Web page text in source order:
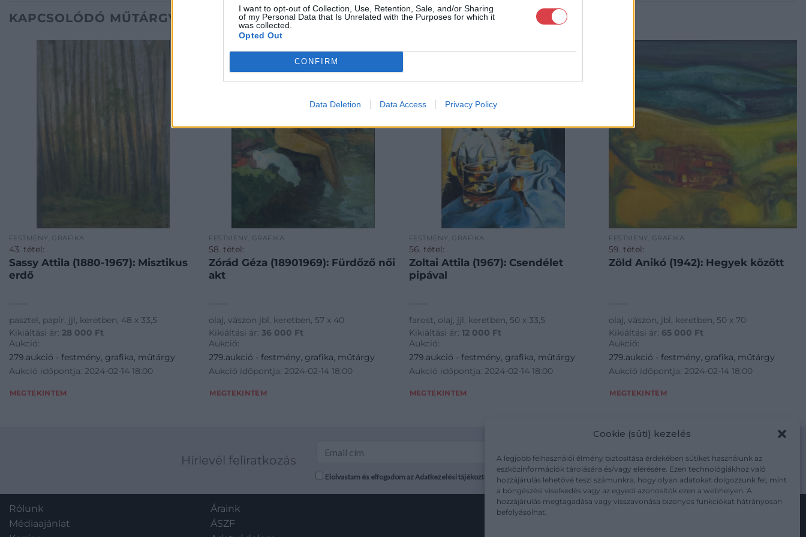
I want to opt-out of Collection, Use, Retention, Sale, and/or Sharing
of my Personal Data that Is Unrelated with the Purposes for which it
was collected.
Opted Out
CONFIRM
Data Deletion Data Access Privacy Policy
Cookie (süti) kezelés
A legjobb felhasználói élmény biztosítása érdekében sütiket használunk az
eszközinformációk tárolására és/vagy elérésére. Ezen technológiákhoz való
hozzájárulás lehetővé teszi számunkra, hogy olyan adatokat dolgozzunk fel, mint
a böngészési viselkedés vagy az egyedi azonosítók ezen a webhelyen. A
hozzájárulás megtagadása vagy visszavonása bizonyos funkciókat hátrányosan
befolyásolhat.
KAPCSOLÓDÓ MŰTÁRGYAK
FESTMÉNY, GRAFIKA
43. tétel:
Sassy Attila (1880-1967): Misztikus
erdő
pasztel, papír, jjl, keretben, 48 x 33,5
Kikiáltási ár: 28 000 Ft
Aukció:
279.aukció - festmény, grafika, műtárgy
Aukció időpontja: 2024-02-14 18:00
MEGTEKINTEM
FESTMÉNY, GRAFIKA
58. tétel:
Zórád Géza (18901969): Fürdőző női
akt
olaj, vászon jbl, keretben, 57 x 40
Kikiáltási ár:36 000 Ft
Aukció:
279.aukció - festmény, grafika, műtárgy
Aukció időpontja: 2024-02-14 18:00
MEGTEKINTEM
FESTMÉNY, GRAFIKA
56. tétel:
Zoltai Attila (1967): Csendélet
pipával
farost, olaj, jjl, keretben, 50 x 33,5
Kikiáltási ár: 12 000 Ft
Aukció:
279.aukció - festmény, grafika, műtárgy
Aukció időpontja: 2024-02-14 18:00
MEGTEKINTEM
FESTMÉNY, GRAFIKA
59. tétel:
Zöld Anikó (1942): Hegyek között
olaj, vászon, jbl, keretben, 50 x 70
Kikiáltási ár: 65 000 Ft
Aukció:
279.aukció - festmény, grafika, műtárgy
Aukció időpontja: 2024-02-14 18:00
MEGTEKINTEM
Hírlevél feliratkozás
Elolvastam és elfogadom az Adatkezelési tájékoztatót: mutargy.com/adatkezelesi-tajekoztato/
Rólunk
Médiaajánlat
Áraink
ÁSZF